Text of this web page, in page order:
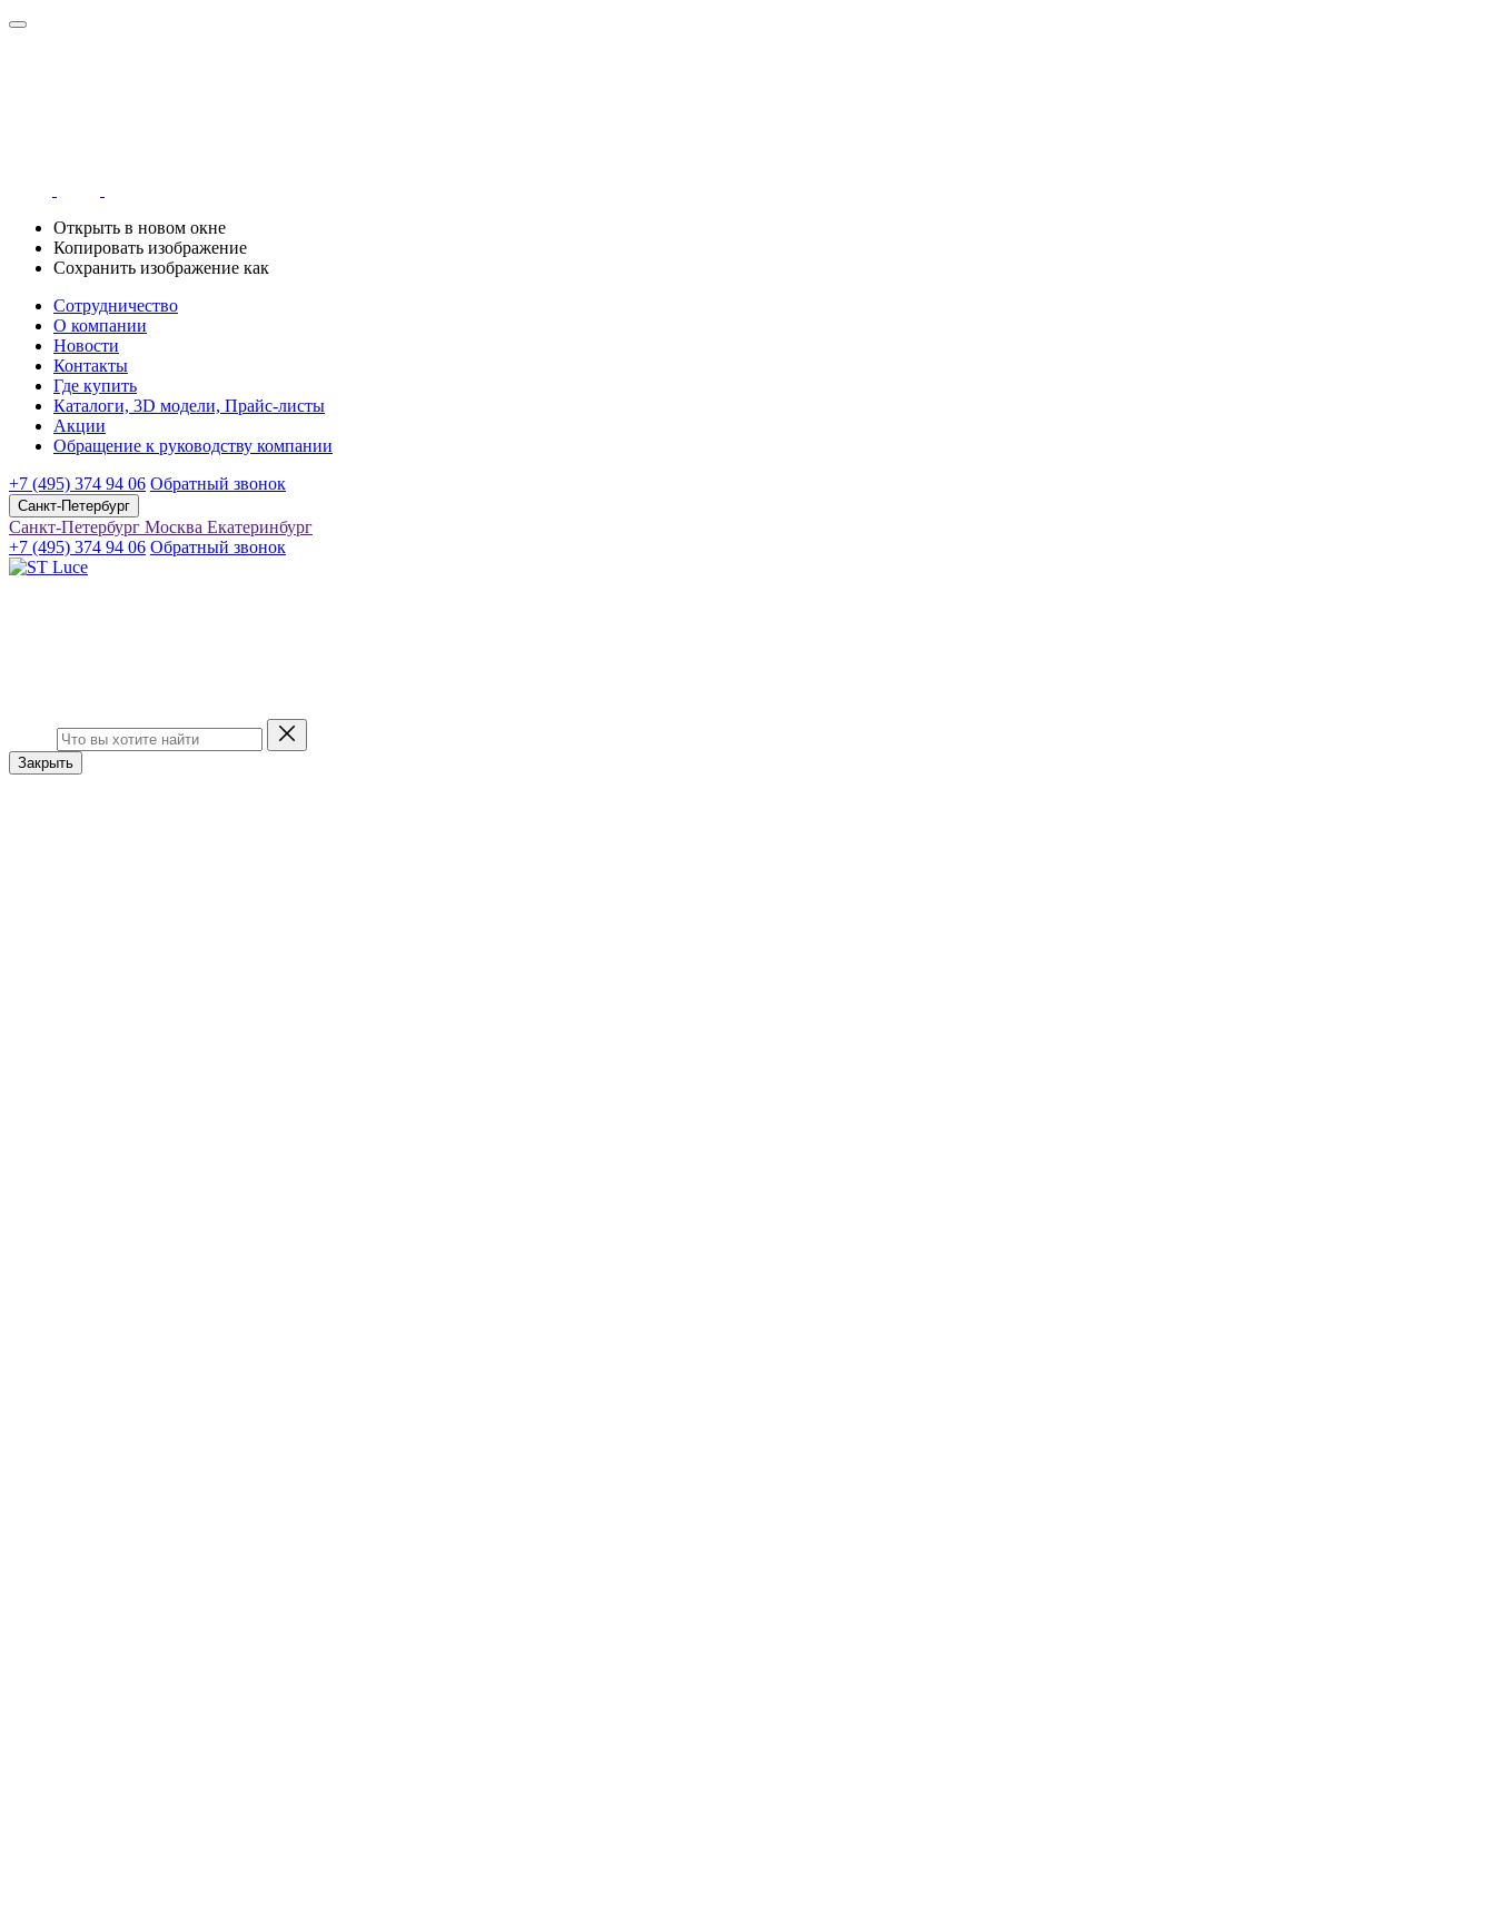
Открыть в новом окне
Копировать изображение
Сохранить изображение как
Сотрудничество
О компании
Новости
Контакты
Где купить
Каталоги, 3D модели, Прайс-листы
Акции
Обращение к руководству компании
+7 (495) 374 94 06 Обратный звонок
Санкт-Петербург
Санкт-Петербург Москва Екатеринбург
+7 (495) 374 94 06 Обратный звонок
Закрыть